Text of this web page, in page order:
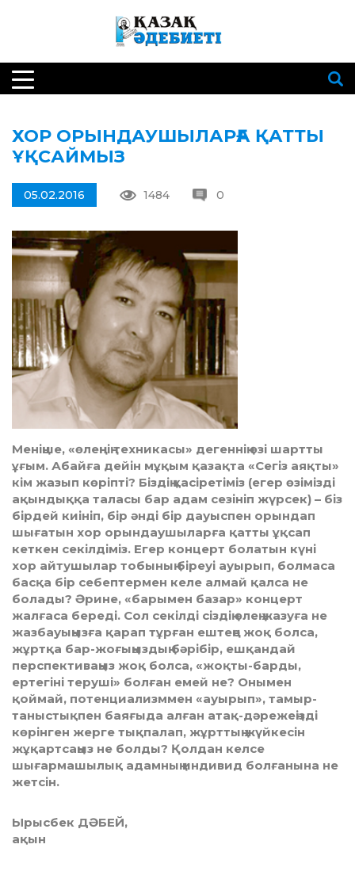
ХОР ОРЫНДАУШЫЛАРҒА ҚАТТЫ
ҰҚСАЙМЫЗ
05.02.2016 1484 0
Меніңше, «өлеңнің техникасы» дегеннің өзі шартты
ұғым. Абайға дейін мұқым қазақта «Сегіз аяқты»
кім жазып көріпті? Біздің қасіретіміз (егер өзімізді
ақындыққа таласы бар адам сезініп жүрсек) – біз
бірдей киініп, бір әнді бір дауыспен орындап
шығатын хор орындаушыларға қатты ұқсап
кеткен секілдіміз. Егер концерт болатын күні
хор айтушылар тобының біреуі ауырып, болмаса
басқа бір себептермен келе алмай қалса не
болады? Әрине, «барымен базар» концерт
жалғаса береді. Сол секілді сіздің өлең жазуға не
жазбауыңызға қарап тұрған ештеңе жоқ болса,
жұртқа бар-жоғыңыздың бәрібір, ешқандай
перспективаңыз жоқ болса, «жоқты-барды,
ертегіні теруші» болған емей не? Онымен
қоймай, потенциализммен «ауырып», тамыр-
таныстықпен баяғыда алған атақ-дәрежеңізді
көрінген жерге тықпалап, жұрттың жүйкесін
жұқартсаңыз не болды? Қолдан келсе
шығармашылық адамның индивид болғанына не
жетсін.
Ырысбек ДӘБЕЙ,
ақын